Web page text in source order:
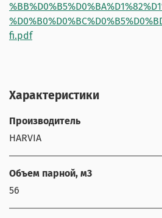
fi.pdf
Характеристики
Производитель
HARVIA
Объем парной, м3
56